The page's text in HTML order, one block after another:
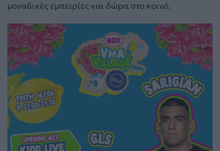
μοναδικές εμπειρίες και δώρα στο κοινό.